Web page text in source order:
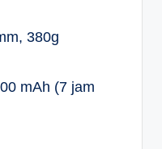
380g
mAh (7 jam